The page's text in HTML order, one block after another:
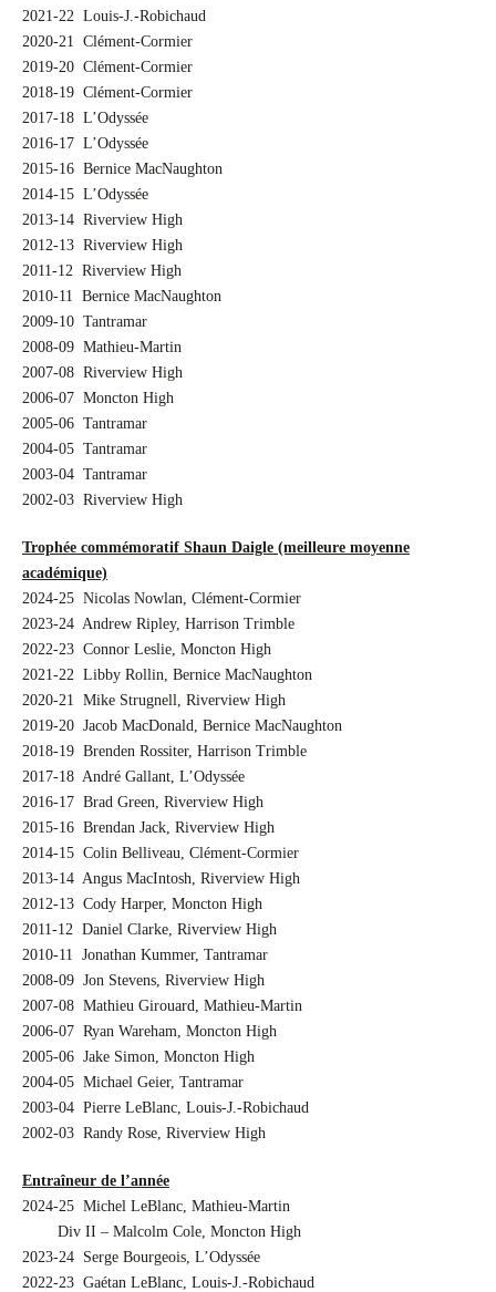
2021-22 Louis-J.-Robichaud
2020-21 Clément-Cormier
2019-20 Clément-Cormier
2018-19 Clément-Cormier
2017-18 L’Odyssée
2016-17 L’Odyssée
2015-16 Bernice MacNaughton
2014-15 L’Odyssée
2013-14 Riverview High
2012-13 Riverview High
2011-12 Riverview High
2010-11 Bernice MacNaughton
2009-10 Tantramar
2008-09 Mathieu-Martin
2007-08 Riverview High
2006-07 Moncton High
2005-06 Tantramar
2004-05 Tantramar
2003-04 Tantramar
2002-03 Riverview High
Trophée commémoratif Shaun Daigle (meilleure moyenne
académique)
2024-25 Nicolas Nowlan, Clément-Cormier
2023-24 Andrew Ripley, Harrison Trimble
2022-23 Connor Leslie, Moncton High
2021-22 Libby Rollin, Bernice MacNaughton
2020-21 Mike Strugnell, Riverview High
2019-20 Jacob MacDonald, Bernice MacNaughton
2018-19 Brenden Rossiter, Harrison Trimble
2017-18 André Gallant, L’Odyssée
2016-17 Brad Green, Riverview High
2015-16 Brendan Jack, Riverview High
2014-15 Colin Belliveau, Clément-Cormier
2013-14 Angus MacIntosh, Riverview High
2012-13 Cody Harper, Moncton High
2011-12 Daniel Clarke, Riverview High
2010-11 Jonathan Kummer, Tantramar
2008-09 Jon Stevens, Riverview High
2007-08 Mathieu Girouard, Mathieu-Martin
2006-07 Ryan Wareham, Moncton High
2005-06 Jake Simon, Moncton High
2004-05 Michael Geier, Tantramar
2003-04 Pierre LeBlanc, Louis-J.-Robichaud
2002-03 Randy Rose, Riverview High
Entraîneur de l’année
2024-25 Michel LeBlanc, Mathieu-Martin
Div II – Malcolm Cole, Moncton High
2023-24 Serge Bourgeois, L’Odyssée
2022-23 Gaétan LeBlanc, Louis-J.-Robichaud